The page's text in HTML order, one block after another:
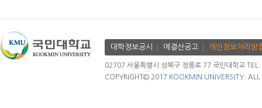
대학정보공시 에결산공고 개인정보처리방
02707 서울특별시 성북구 정릉로 77 국민대학교
COPYRIGHT© 2017 KOOKMIN UNIVERSITY. ALL